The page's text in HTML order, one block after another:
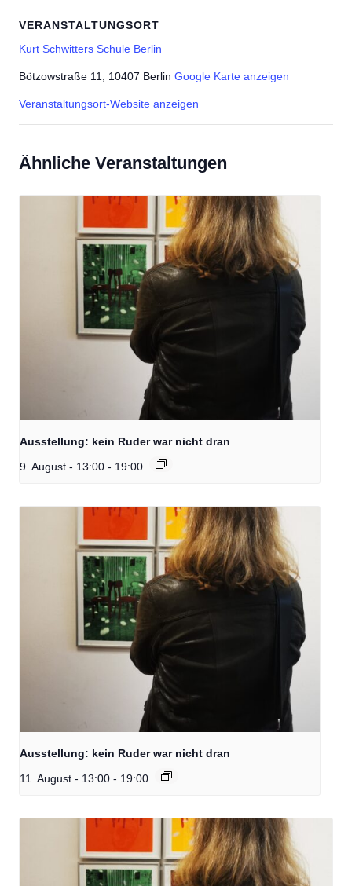
VERANSTALTUNGSORT
Kurt Schwitters Schule Berlin
Bötzowstraße 11, 10407 Berlin Google Karte anzeigen
Veranstaltungsort-Website anzeigen
Ähnliche Veranstaltungen
Ausstellung: kein Ruder war nicht dran
9. August - 13:00 - 19:00
Ausstellung: kein Ruder war nicht dran
11. August - 13:00 - 19:00